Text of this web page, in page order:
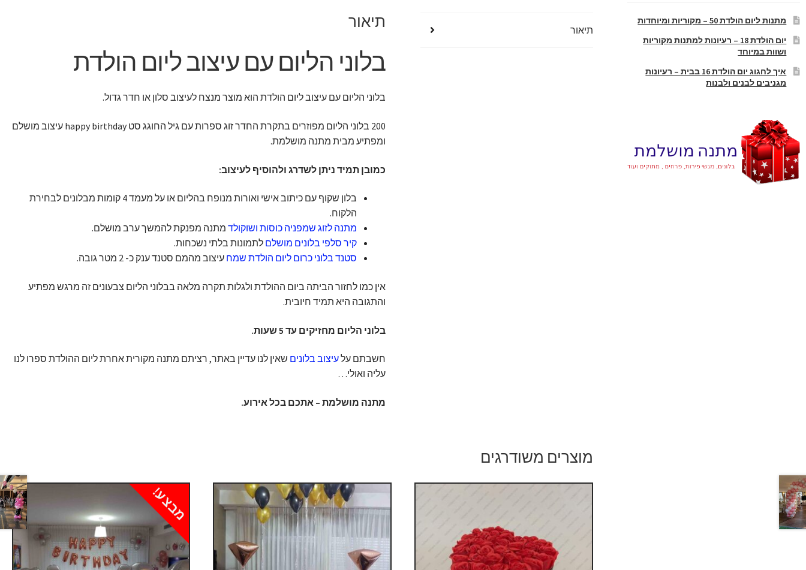
תיאור תיאור
בלוני הליום עם עיצוב ליום הולדת
בלוני הליום עם עיצוב ליום הולדת הוא מוצר מנצח לעיצוב סלון או חדר גדול.
200 בלוני הליום מפוזרים בתקרת החדר זוג ספרות עם גיל החוגג סט happy birthday עיצוב מושלם
ומפתיע מבית מתנה מושלמת.
כמובן תמיד ניתן לשדרג ולהוסיף לעיצוב:
בלון שקוף עם כיתוב אישי ואורות מנופח בהליום או על מעמד 4 קומות מבלונים לבחירת
הלקוח.
מתנה לזוג שמפניה כוסות ושוקולדמתנה מפנקת להמשך ערב מושלם.
קיר סלפי בלונים מושלם לתמונות בלתי נשכחות.
סטנד בלוני כרום ליום הולדת שמח עיצוב מהמם סטנד ענק כ- 2 מטר גובה.
אין כמו לחזור הביתה ביום ההולדת ולגלות תקרה מלאה בבלוני הליום צבעונים זה מרגש מפתיע
והתגובה היא תמיד חיובית.
בלוני הליום מחזיקים עד 5 שעות.
חשבתם עלעיצוב בלונים שאין לנו עדיין באתר, רציתם מתנה מקורית אחרת ליום ההולדת ספרו לנו
עליה ואולי…
מתנה מושלמת – אתכם בכל אירוע.
מוצרים משודרגים
מבצע!
מתנות ליום הולדת 50 – מקוריות ומיוחדות
יום הולדת 18 – רעיונות למתנות מקוריות
ושוות במיוחד
איך לחגוג יום הולדת 16 בבית – רעיונות
מגניבים לבנים ולבנות